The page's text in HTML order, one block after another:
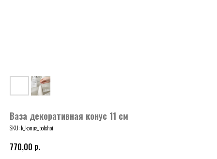
Ваза декоративная конус 11 см
SKU: k_konus_bolshoi
770,00 р.